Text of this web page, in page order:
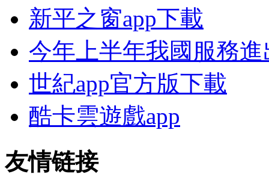
新平之窗app下載
今年上半年我國服務
世紀app官方版下載
酷卡雲遊戲app
友情链接